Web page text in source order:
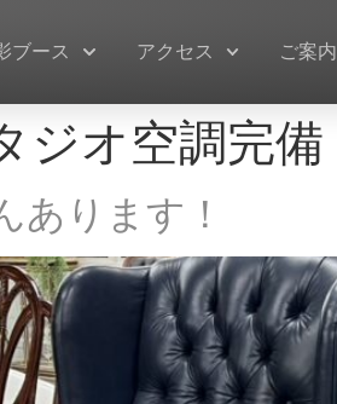
ブース アクセス ご案内
ジオ空調完備
あります！